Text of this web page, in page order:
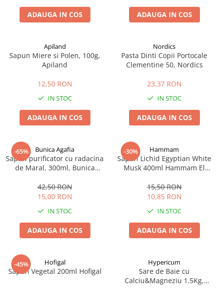
ADAUGA IN COS ADAUGA IN COS
Apiland
Sapun Miere si Polen, 100g,
Apiland
12,50 RON
IN STOC
ADAUGA IN COS
Nordics
Pasta Dinti Copii Portocale
Clementine 50, Nordics
23,37 RON
IN STOC
ADAUGA IN COS
-65% Bunica Agafia
Sapun purificator cu radacina
de Maral, 300ml, Bunica
42,50 RON
15,00 RON
IN STOC
ADAUGA IN COS
-30% Hammam
Sapun Lichid Egyptian White
Musk 400ml Hammam El
15,50 RON
10,85 RON
IN STOC
ADAUGA IN COS
-45% Hofigal
Sapun Vegetal 200ml Hofigal
Hypericum
Sare de Baie cu
Calciu&Magneziu 1.5Kg,